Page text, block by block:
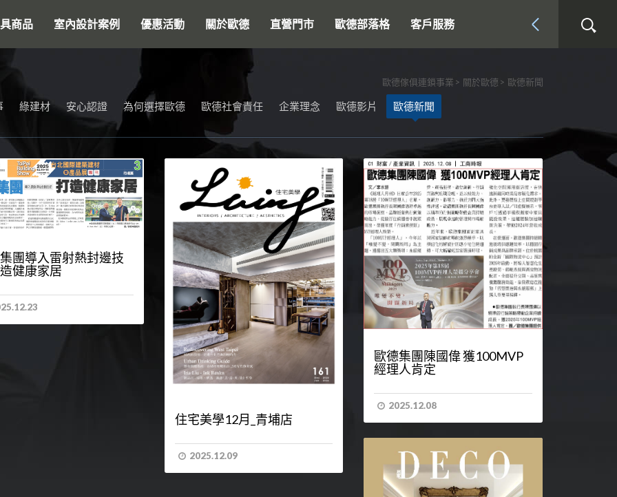
商品 室內設計案例 優惠活動 關於歐德 直營門市 歐德部落格 客戶服務
搜尋
歐德傢俱連鎖事業 關於歐德 歐德新聞
綠建材 安心認證 為何選擇歐德 歐德社會責任 企業理念 歐德影片 歐德新聞
團導入雷射熱封邊技
健康家居
住宅美學12月_青埔店
2025.12.09
歐德集團陳國偉 獲100MVP
經理人肯定
2025.12.08